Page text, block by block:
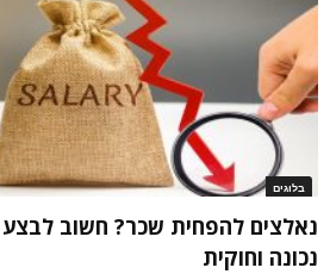
בלוגים
נאלצים להפחית שכר? חשוב
נכונה וחוקית